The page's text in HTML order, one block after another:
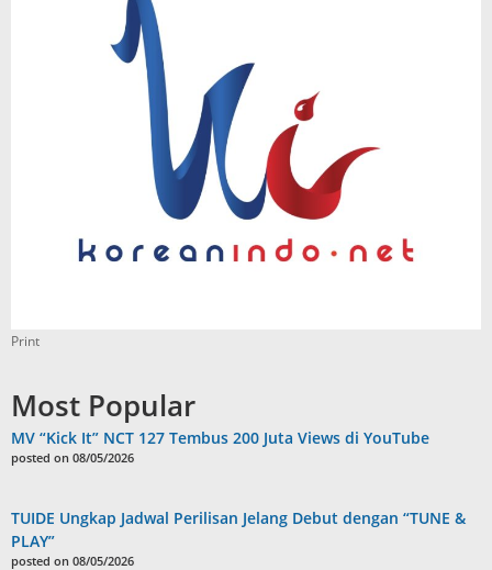
Print
Most Popular
MV “Kick It” NCT 127 Tembus 200 Juta Views di YouTube
posted on 08/05/2026
TUIDE Ungkap Jadwal Perilisan Jelang Debut dengan “TUNE &
PLAY”
posted on 08/05/2026